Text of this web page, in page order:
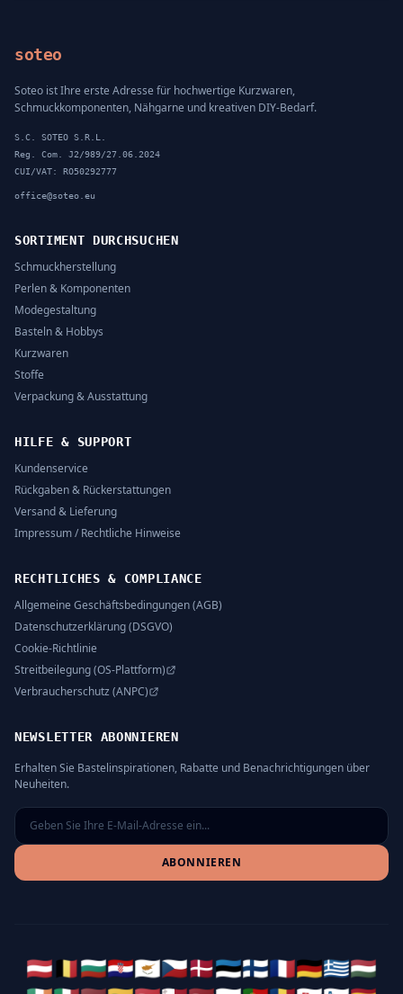
soteo
Soteo ist Ihre erste Adresse für hochwertige Kurzwaren,
Schmuckkomponenten, Nähgarne und kreativen DIY-Bedarf.
S.C. SOTEO S.R.L.
Reg. Com. J2/989/27.06.2024
CUI/VAT: RO50292777
office@soteo.eu
SORTIMENT DURCHSUCHEN
Schmuckherstellung
Perlen & Komponenten
Modegestaltung
Basteln & Hobbys
Kurzwaren
Stoffe
Verpackung & Ausstattung
HILFE & SUPPORT
Kundenservice
Rückgaben & Rückerstattungen
Versand & Lieferung
Impressum / Rechtliche Hinweise
RECHTLICHES & COMPLIANCE
Allgemeine Geschäftsbedingungen (AGB)
Datenschutzerklärung (DSGVO)
Cookie-Richtlinie
Streitbeilegung (OS-Plattform)
Verbraucherschutz (ANPC)
NEWSLETTER ABONNIEREN
Erhalten Sie Bastelinspirationen, Rabatte und Benachrichtigungen über
Neuheiten.
ABONNIEREN
🇦🇹🇧🇪🇧🇬🇭🇷🇨🇾🇨🇿🇩🇰🇪🇪🇫🇮🇫🇷🇩🇪🇬🇷🇭🇺